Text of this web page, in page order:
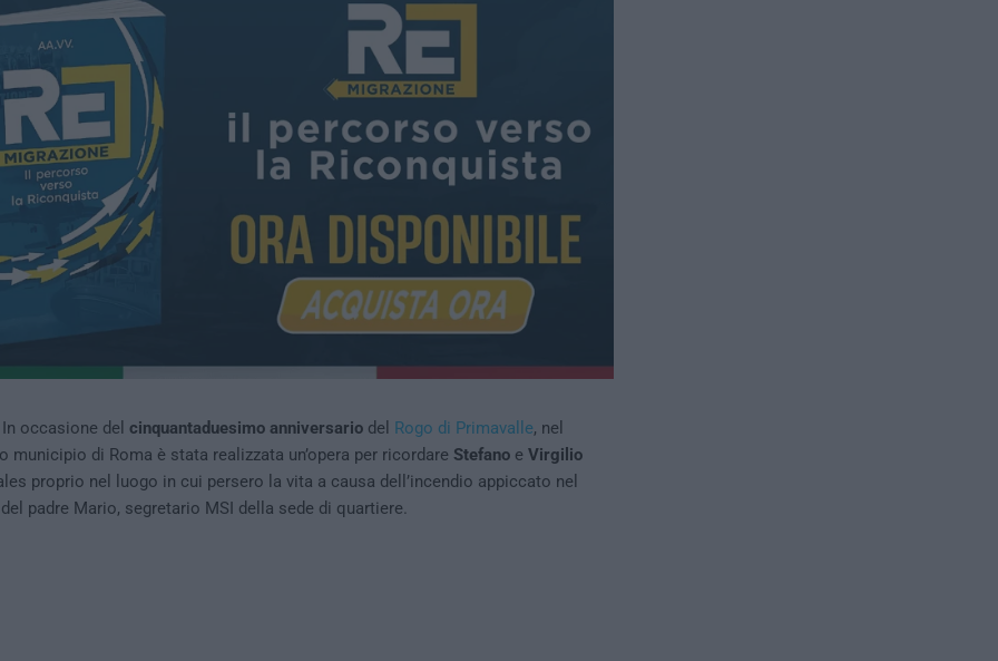
occasione del cinquantaduesimo anniversariodel Rogo di Primavalle, nel
municipio di Roma è stata realizzata un’opera per ricordare Stefanoe Virgilio
proprio nel luogo in cui persero la vita a causa dell’incendio appiccato nel
padre Mario, segretario MSI della sede di quartiere.